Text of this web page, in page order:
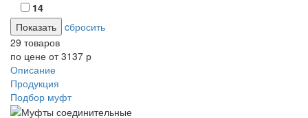
14
cбросить
29 товаров
по цене от 3137 р
Описание
Продукция
Подбор муфт